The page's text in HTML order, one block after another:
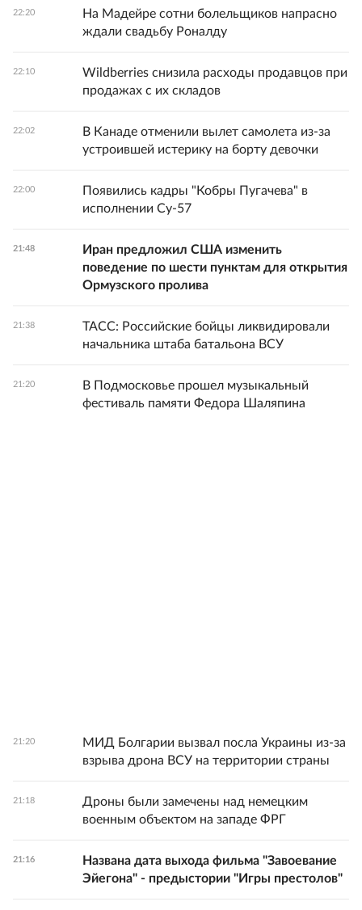
22:20
На Мадейре сотни болельщиков напрасно
ждали свадьбу Роналду
22:10
Wildberries снизила расходы продавцов при
продажах с их складов
22:02
В Канаде отменили вылет самолета из-за
устроившей истерику на борту девочки
22:00
Появились кадры "Кобры Пугачева" в
исполнении Су-57
21:48
Иран предложил США изменить
поведение по шести пунктам для открытия
Ормузского пролива
21:38
ТАСС: Российские бойцы ликвидировали
начальника штаба батальона ВСУ
21:20
В Подмосковье прошел музыкальный
фестиваль памяти Федора Шаляпина
21:20
МИД Болгарии вызвал посла Украины из-за
взрыва дрона ВСУ на территории страны
21:18
Дроны были замечены над немецким
военным объектом на западе ФРГ
21:16
Названа дата выхода фильма "Завоевание
Эйегона" - предыстории "Игры престолов"